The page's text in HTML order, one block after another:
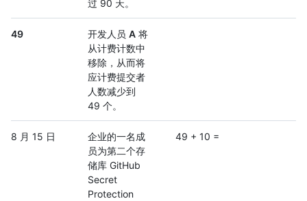
过 90 天。
49 开发人员 A 将
从计费计数中
移除，从而将
应计费提交者
人数减少到
49 个。
8 月 15 日
企业的一名成
员为第二个存
储库 GitHub
Secret
Protection
49 + 10 =